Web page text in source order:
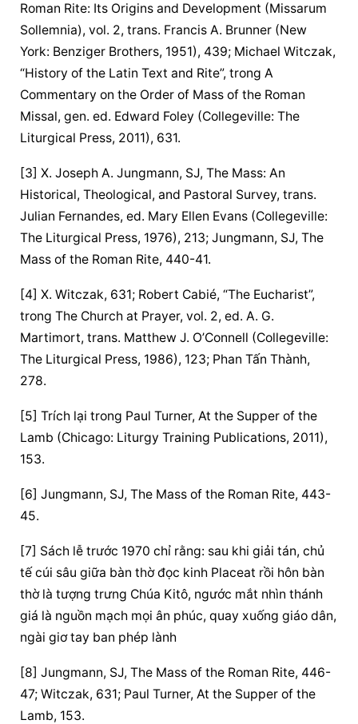
Roman Rite: Its Origins and Development (Missarum
Sollemnia), vol. 2, trans. Francis A. Brunner (New
York: Benziger Brothers, 1951), 439; Michael Witczak,
“History of the Latin Text and Rite”, trong A
Commentary on the Order of Mass of the Roman
Missal, gen. ed. Edward Foley (Collegeville: The
Liturgical Press, 2011), 631.
[3] X. Joseph A. Jungmann, SJ, The Mass: An
Historical, Theological, and Pastoral Survey, trans.
Julian Fernandes, ed. Mary Ellen Evans (Collegeville:
The Liturgical Press, 1976), 213; Jungmann, SJ, The
Mass of the Roman Rite, 440-41.
[4] X. Witczak, 631; Robert Cabié, “The Eucharist”,
trong The Church at Prayer, vol. 2, ed. A. G.
Martimort, trans. Matthew J. O’Connell (Collegeville:
The Liturgical Press, 1986), 123; Phan Tấn Thành,
278.
[5] Trích lại trong Paul Turner, At the Supper of the
Lamb (Chicago: Liturgy Training Publications, 2011),
153.
[6] Jungmann, SJ, The Mass of the Roman Rite, 443-
45.
[7] Sách lễ trước 1970 chỉ rằng: sau khi giải tán, chủ
tế cúi sâu giữa bàn thờ đọc kinh Placeat rồi hôn bàn
thờ là tượng trưng Chúa Kitô, ngước mắt nhìn thánh
giá là nguồn mạch mọi ân phúc, quay xuống giáo dân,
ngài giơ tay ban phép lành
[8] Jungmann, SJ, The Mass of the Roman Rite, 446-
47; Witczak, 631; Paul Turner, At the Supper of the
Lamb, 153.